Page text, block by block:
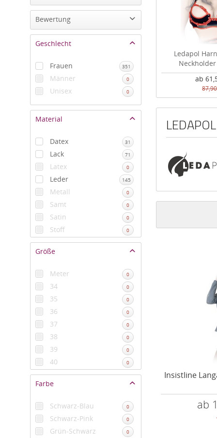
15,00 €
Bewertung
Geschlecht
Frauen 351
Männer 0
Unisex 0
Material
Datex 31
Lack 71
Latex 0
Leder 145
Metall 0
Samt 0
Satin 0
Stoff 0
Größe
Meter 0
34 0
35 0
36 0
37 0
38 0
39 0
40 0
41 0
42
0
0
0
Farbe
Schwarz-Blau 0
Schwarz-Pink 0
Grün-Schwarz 0
Ledapol
ab
LEDAPOL
Insistline
ab